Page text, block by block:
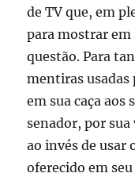
de TV que, em
para mostrar em
questão. Para
mentiras usadas
em sua caça aos
senador, por
ao invés de usar
oferecido em